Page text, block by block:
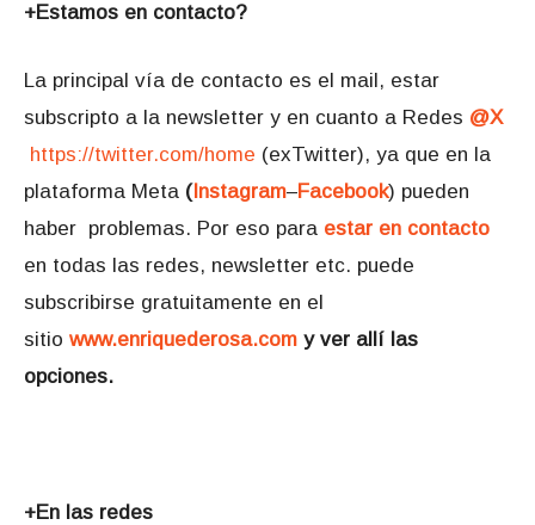
+Estamos en contacto?
La principal vía de contacto es el mail, estar
subscripto a la newsletter y en cuanto a Redes @X
https://twitter.com/home (exTwitter), ya que en la
plataforma Meta (Instagram–Facebook) pueden
haber problemas. Por eso para estar en contacto
en todas las redes, newsletter etc. puede
subscribirse gratuitamente en el
sitio www.enriquederosa.com y ver allí las
opciones.
+En las redes